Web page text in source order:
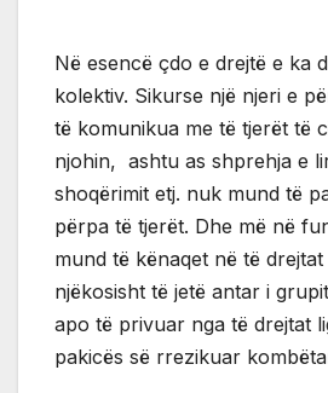
Në esencë çdo e drejtë e ka
kolektiv. Sikurse një njeri e
të komunikua me të tjerët të
njohin, ashtu as shprehja e
shoqërimit etj. nuk mund të
përpa të tjerët. Dhe më në
mund të kënaqet në të
njëkosisht të jetë antar i
apo të privuar nga të drejtat
pakicës së rrezikuar